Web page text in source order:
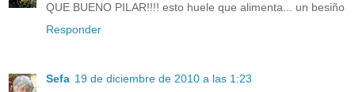
QUE BUENO PILAR!!!! esto huele que alimenta... un besiño
Responder
Sefa 19 de diciembre de 2010 a las 1:23